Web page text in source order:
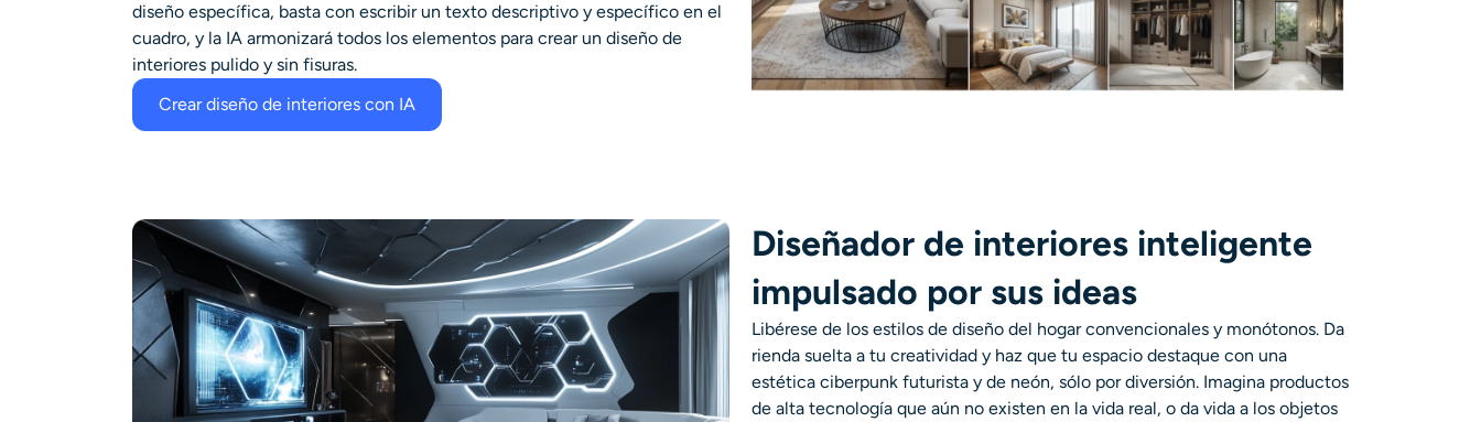
diseño específica, basta con escribir un texto descriptivo y específico en el
cuadro, y la IA armonizará todos los elementos para crear un diseño de
interiores pulido y sin fisuras.
Crear diseño de interiores con IA
Diseñador de interiores inteligente
impulsado por sus ideas
Libérese de los estilos de diseño del hogar convencionales y monótonos. Da
rienda suelta a tu creatividad y haz que tu espacio destaque con una
estética ciberpunk futurista y de neón, sólo por diversión. Imagina productos
de alta tecnología que aún no existen en la vida real, o da vida a los objetos